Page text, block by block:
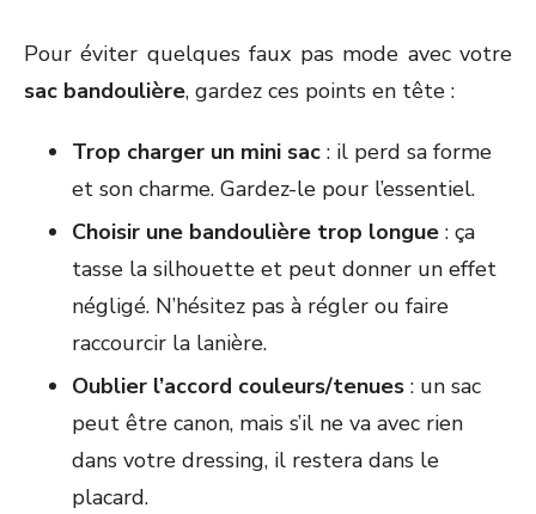
Pour éviter quelques faux pas mode avec votre
sac bandoulière, gardez ces points en tête :
Trop charger un mini sac : il perd sa forme
et son charme. Gardez-le pour l’essentiel.
Choisir une bandoulière trop longue : ça
tasse la silhouette et peut donner un effet
négligé. N’hésitez pas à régler ou faire
raccourcir la lanière.
Oublier l’accord couleurs/tenues : un sac
peut être canon, mais s’il ne va avec rien
dans votre dressing, il restera dans le
placard.